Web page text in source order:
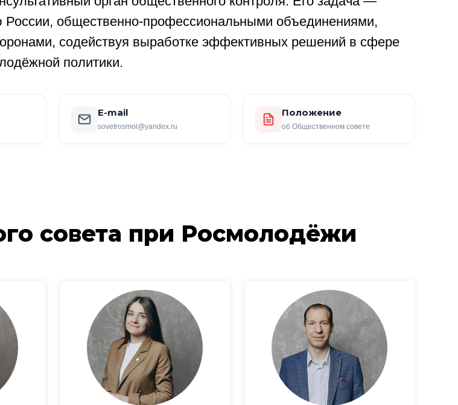
России, общественно-профессиональными объединениями,
содействуя выработке эффективных решений в сфере
политики.
E-mail
sovetrosmol@yandex.ru
Положение
об Общественном совете
совета при Росмолодёжи